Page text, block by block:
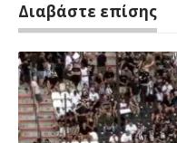
Διαβάστε επίσης